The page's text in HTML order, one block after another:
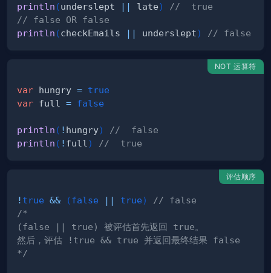
println (underslept || late)
//  true
// false OR false
println (checkEmails || underslept) // false
NOT 运算符
var hungry = true
var full = false
println ( ! hungry)
//  false
println ( ! full ) //  true
评估顺序
! true && (false || true)
// false
*/